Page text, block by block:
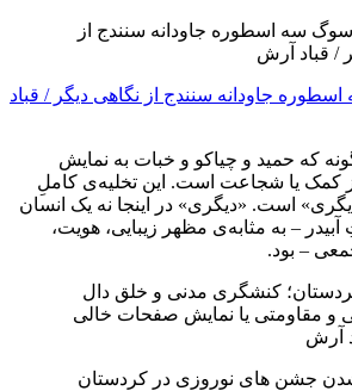
جاودانه سنندج از نگاهی دیگر / قباد
که حمید و چیاکو و خبات به نمایش
از کمک یا شجاعت است. این تخلیه‌ی کاملِ
است. «دیگری» در اینجا نه یک انسان
– به مثابه‌ی مظهر زیبایی، هویت،
– بود.
شدن جشن های نوروزی در کردستان